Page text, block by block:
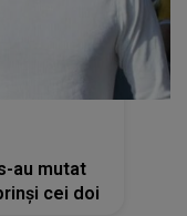
au mutat
cei doi